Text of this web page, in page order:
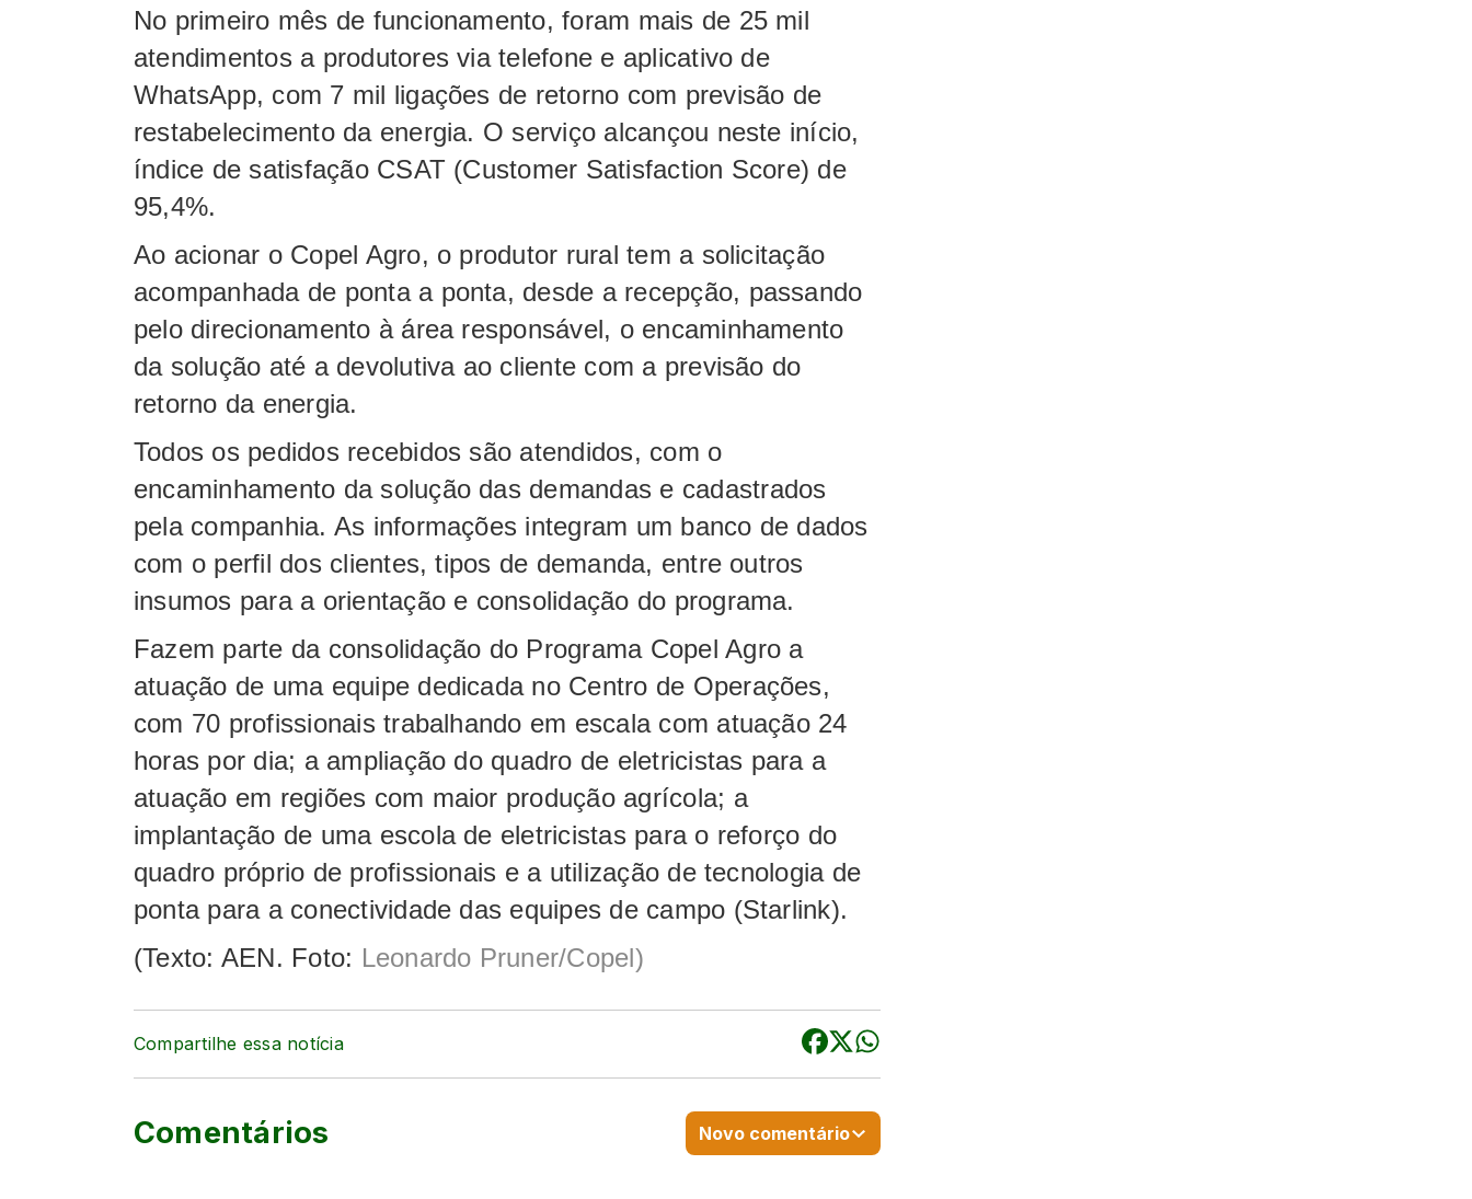
No primeiro mês de funcionamento, foram mais de 25 mil
atendimentos a produtores via telefone e aplicativo de
WhatsApp, com 7 mil ligações de retorno com previsão de
restabelecimento da energia. O serviço alcançou neste início,
índice de satisfação CSAT (Customer Satisfaction Score) de
95,4%.
Ao acionar o Copel Agro, o produtor rural tem a solicitação
acompanhada de ponta a ponta, desde a recepção, passando
pelo direcionamento à área responsável, o encaminhamento
da solução até a devolutiva ao cliente com a previsão do
retorno da energia.
Todos os pedidos recebidos são atendidos, com o
encaminhamento da solução das demandas e cadastrados
pela companhia. As informações integram um banco de dados
com o perfil dos clientes, tipos de demanda, entre outros
insumos para a orientação e consolidação do programa.
Fazem parte da consolidação do Programa Copel Agro a
atuação de uma equipe dedicada no Centro de Operações,
com 70 profissionais trabalhando em escala com atuação 24
horas por dia; a ampliação do quadro de eletricistas para a
atuação em regiões com maior produção agrícola; a
implantação de uma escola de eletricistas para o reforço do
quadro próprio de profissionais e a utilização de tecnologia de
ponta para a conectividade das equipes de campo (Starlink).
(Texto: AEN. Foto: Leonardo Pruner/Copel)
Compartilhe essa notícia
Comentários Novo comentário